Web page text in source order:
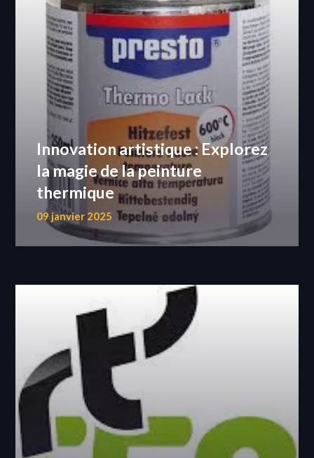
Innovation artistique : Explorez
la magie de la peinture
thermique
09 janvier 2025